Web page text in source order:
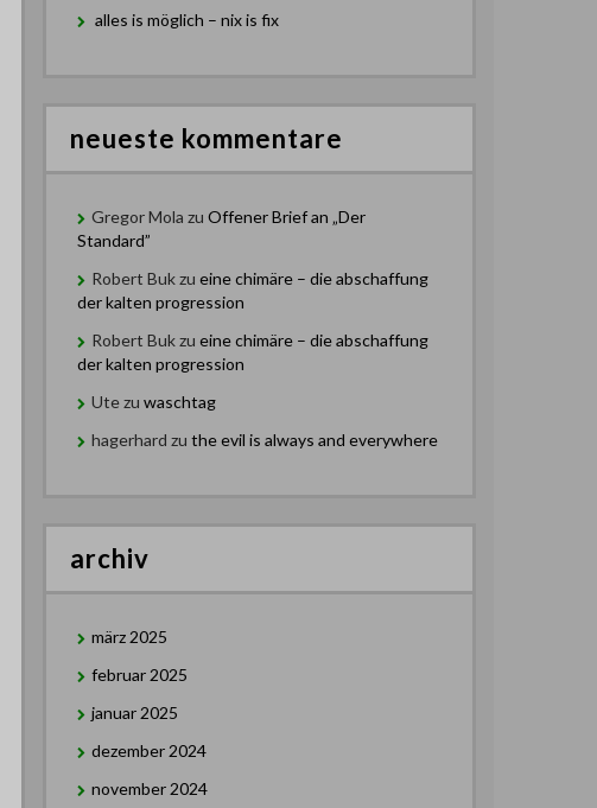
alles is möglich – nix is fix
neueste kommentare
Gregor Mola zu Offener Brief an „Der
Standard”
Robert Bukzu eine chimäre – die abschaffung
der kalten progression
Robert Bukzu eine chimäre – die abschaffung
der kalten progression
Utezu waschtag
hagerhard zu the evil is always and everywhere
archiv
märz 2025
februar 2025
januar 2025
dezember 2024
november 2024